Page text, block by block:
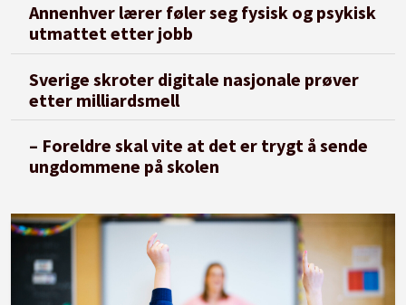
Annenhver lærer føler seg fysisk og psykisk
utmattet etter jobb
Sverige skroter digitale nasjonale prøver
etter milliardsmell
– Foreldre skal vite at det er trygt å sende
ungdommene på skolen